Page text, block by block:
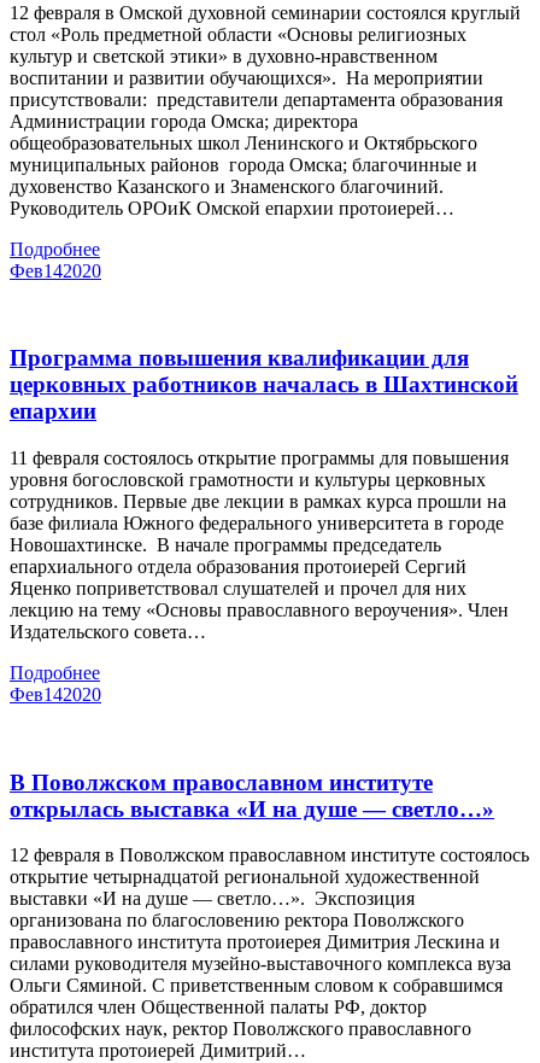
12 февраля в Омской духовной семинарии состоялся круглый
стол «Роль предметной области «Основы религиозных
культур и светской этики» в духовно-нравственном
воспитании и развитии обучающихся». На мероприятии
присутствовали: представители департамента образования
Администрации города Омска; директора
общеобразовательных школ Ленинского и Октябрьского
муниципальных районов города Омска; благочинные и
духовенство Казанского и Знаменского благочиний.
Руководитель ОРОиК Омской епархии протоиерей…
Подробнее
Фев142020
Программа повышения квалификации для
церковных работников началась в Шахтинской
епархии
11 февраля состоялось открытие программы для повышения
уровня богословской грамотности и культуры церковных
сотрудников. Первые две лекции в рамках курса прошли на
базе филиала Южного федерального университета в городе
Новошахтинске. В начале программы председатель
епархиального отдела образования протоиерей Сергий
Яценко поприветствовал слушателей и прочел для них
лекцию на тему «Основы православного вероучения». Член
Издательского совета…
Подробнее
Фев142020
В Поволжском православном институте
открылась выставка «И на душе — светло…»
12 февраля в Поволжском православном институте состоялось
открытие четырнадцатой региональной художественной
выставки «И на душе — светло…». Экспозиция
организована по благословению ректора Поволжского
православного института протоиерея Димитрия Лескина и
силами руководителя музейно-выставочного комплекса вуза
Ольги Сяминой. С приветственным словом к собравшимся
обратился член Общественной палаты РФ, доктор
философских наук, ректор Поволжского православного
института протоиерей Димитрий…